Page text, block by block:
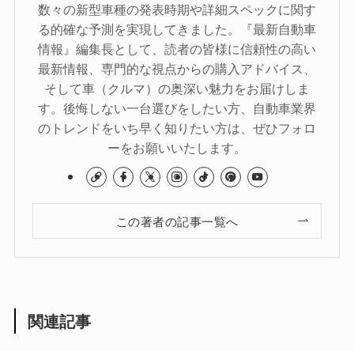
数々の新型車種の発表時期や詳細スペックに関す
る的確な予測を実現してきました。『最新自動車
情報』編集長として、読者の皆様に信頼性の高い
最新情報、専門的な視点からの購入アドバイス、
そして車（クルマ）の奥深い魅力をお届けしま
す。後悔しない一台選びをしたい方、自動車業界
のトレンドをいち早く知りたい方は、ぜひフォロ
ーをお願いいたします。
この著者の記事一覧へ
関連記事